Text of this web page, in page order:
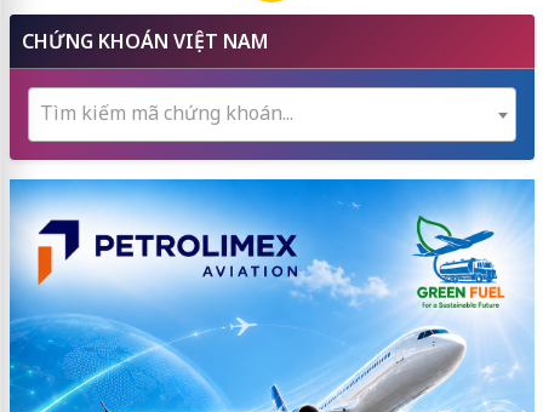
CHỨNG KHOÁN VIỆT NAM
Tìm kiếm mã chứng khoán...